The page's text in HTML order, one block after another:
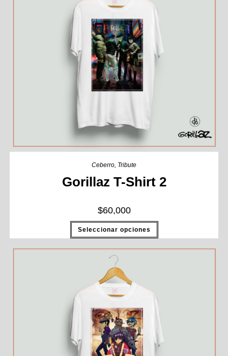
Ceberro, Tribute
Gorillaz T-Shirt 2
$60,000
Seleccionar opciones